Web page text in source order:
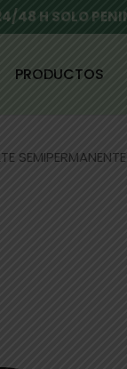
48 H SOLO
PRODUCTOS